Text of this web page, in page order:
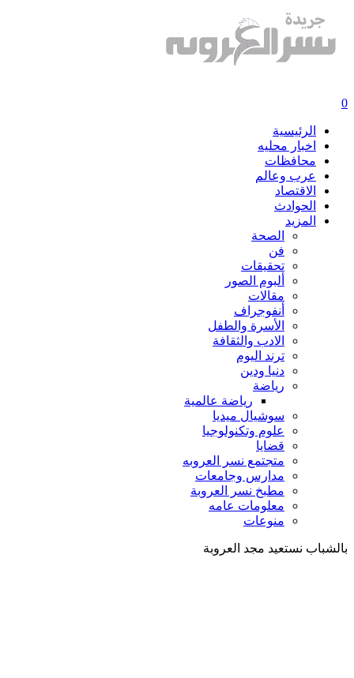
الرئيسية
اخبار محليه
محافظات
عرب وعالم
الاقتصاد
الحوادث
المزيد
الصحة
فن
تحقيقات
ألبوم الصور
مقالات
أنفوجراف
الأسرة والطفل
الادب والثقافة
ترند اليوم
دنيا ودين
رياضة
رياضة عالمية
سوشيال ميديا
علوم وتكنولوجيا
قضايا
متجتمع نسر العروبه
مدارس وجامعات
مطبخ نسر العروبة
معلومات عامه
منوعات
نستعيد مجد العروبة